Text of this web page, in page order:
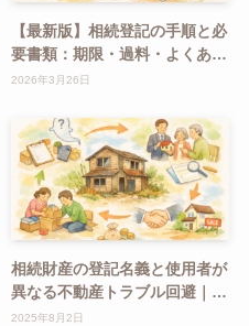
【最新版】相続登記の手順と必
要書類：期限・過料・よくある
詰まり
2026年3月26日
相続財産の登記名義と使用者が
異なる不動産トラブル回避｜名
義変更完全ガイド
2025年8月2日